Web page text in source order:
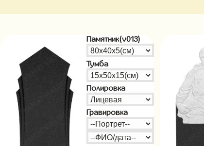
Памятник(v013)
Тумба
Полировка
Гравировка